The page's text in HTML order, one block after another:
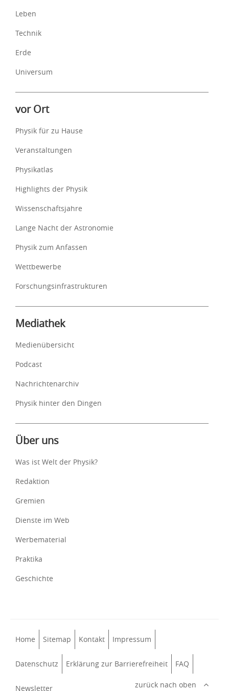
Leben
Technik
Erde
Universum
vor Ort
Physik für zu Hause
Veranstaltungen
Physikatlas
Highlights der Physik
Wissenschaftsjahre
Lange Nacht der Astronomie
Physik zum Anfassen
Wettbewerbe
Forschungsinfrastrukturen
Mediathek
Medienübersicht
Podcast
Nachrichtenarchiv
Physik hinter den Dingen
Über uns
Was ist Welt der Physik?
Redaktion
Gremien
Dienste im Web
Werbematerial
Praktika
Geschichte
Home Sitemap Kontakt Impressum
Datenschutz Erklärung zur Barrierefreiheit FAQ
Newsletter zurück nach oben